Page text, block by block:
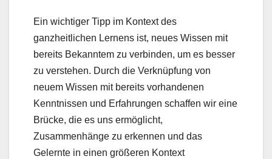
Ein wichtiger Tipp im Kontext des
ganzheitlichen Lernens ist, neues Wissen mit
bereits Bekanntem zu verbinden, um es besser
zu verstehen. Durch die Verknüpfung von
neuem Wissen mit bereits vorhandenen
Kenntnissen und Erfahrungen schaffen wir eine
Brücke, die es uns ermöglicht,
Zusammenhänge zu erkennen und das
Gelernte in einen größeren Kontext